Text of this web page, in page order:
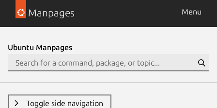
Manpages Menu
Ubuntu Manpages
Toggle side navigation